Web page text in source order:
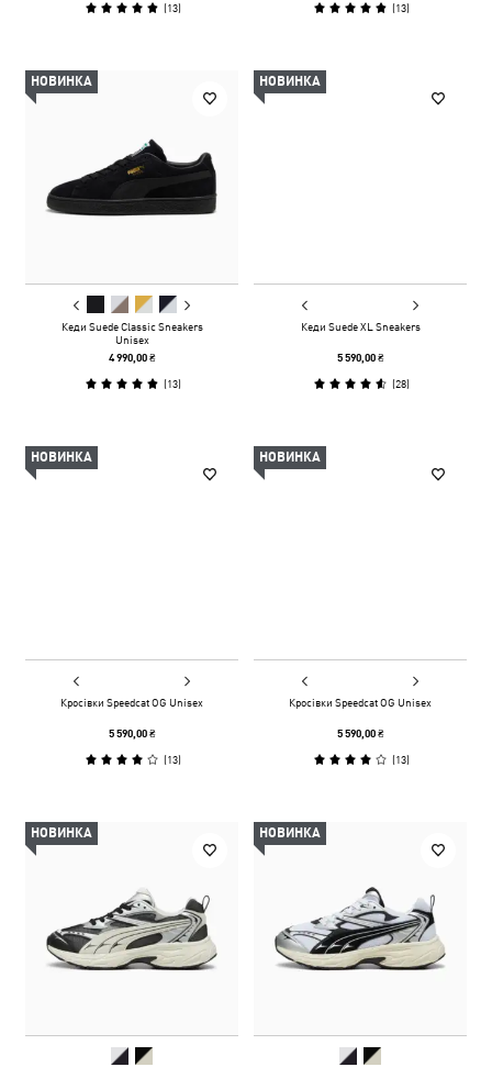
(13) (13)
НОВИНКА
Кеди Suede Classic Sneakers
Unisex
4 990,00 ₴
(13)
НОВИНКА
Кеди Suede XL Sneakers
5 590,00 ₴
(28)
НОВИНКА
Кросівки Speedcat OG Unisex
5 590,00 ₴
(13)
НОВИНКА
Кросівки Speedcat OG Unisex
5 590,00 ₴
(13)
НОВИНКА НОВИНКА